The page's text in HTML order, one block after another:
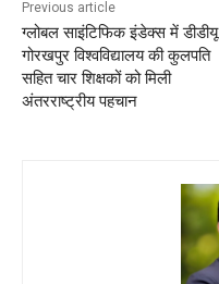
Previous article
ग्लोबल साइंटिफिक इंडेक्स में डीडीयू
गोरखपुर विश्वविद्यालय की कुलपति
सहित चार शिक्षकों को मिली
अंतरराष्ट्रीय पहचान